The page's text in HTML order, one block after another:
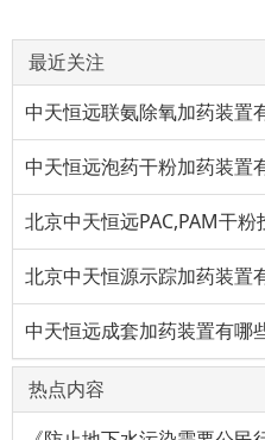
最近关注
中天恒远联氨除氧加药装置
中天恒远泡药干粉加药装置
北京中天恒远PAC,PAM干
北京中天恒源示踪加药装置
中天恒远成套加药装置有哪
热点内容